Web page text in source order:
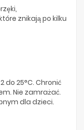
znikają po kilku
do 25°C. Chronić
Nie zamrażać.
dla dzieci.